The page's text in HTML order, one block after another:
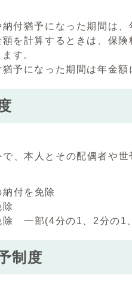
付猶予になった期間は
額を計算するときは、保
す。
猶予になった期間は年金額
、本人とその配偶者や世
付を免除
一部(4分の1、2分の1
制度